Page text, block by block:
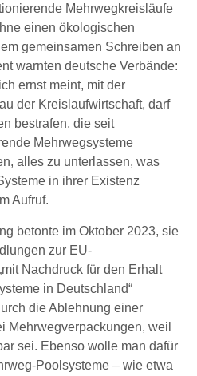
Mehrwegkreisläufe
einen ökologischen
gemeinsamen Schreiben an
warnten deutsche Verbände:
ernst meint, mit der
der Kreislaufwirtschaft, darf
bestrafen, die seit
Mehrwegsysteme
alles zu unterlassen, was
in ihrer Existenz
Aufruf.
betonte im Oktober 2023, sie
zur EU-
Nachdruck für den Erhalt
in Deutschland“
die Ablehnung einer
Mehrwegverpackungen, weil
sei. Ebenso wolle man dafür
Poolsysteme – wie etwa